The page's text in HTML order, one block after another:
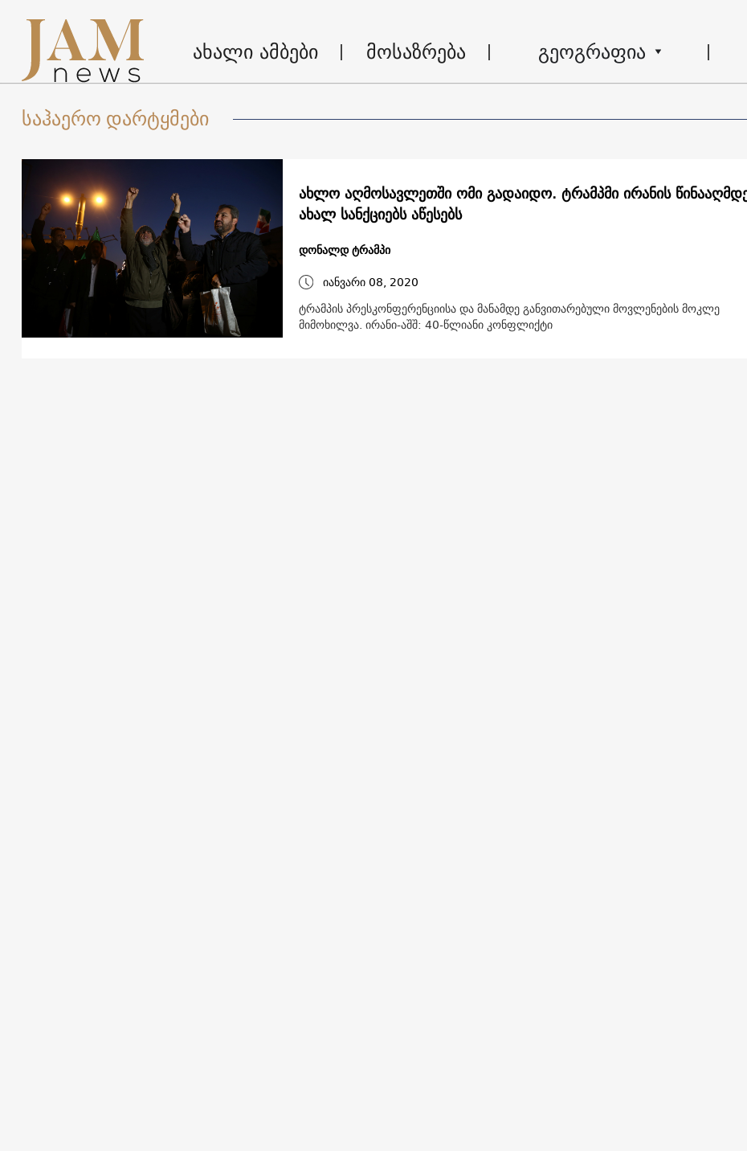
ახალი ამბები მოსაზრება გეოგრაფია
საჰაერო დარტყმები
ახლო აღმოსავლეთში ომი გადაიდო. ტრამპმი ირანის
ახალ სანქციებს აწესებს
დონალდ ტრამპი
იანვარი 08, 2020
ტრამპის პრესკონფერენციისა და მანამდე განვითარებული მოვლენების მოკლე
მიმოხილვა. ირანი-აშშ: 40-წლიანი კონფლიქტი